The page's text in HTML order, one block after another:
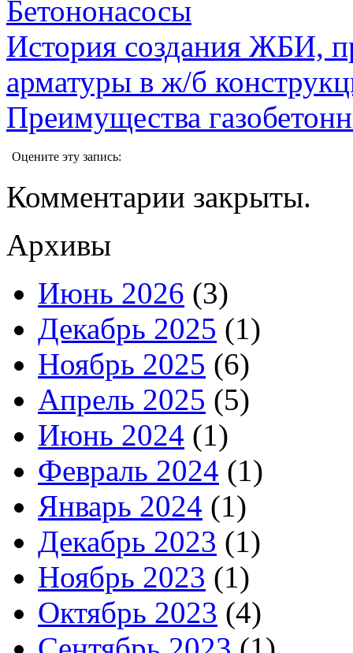
Бетононасосы
История создания ЖБИ,
арматуры в ж/б
Преимущества
Оцените эту запись:
Комментарии закрыты.
Архивы
Июнь 2026 (3)
Декабрь 2025 (1)
Ноябрь 2025 (6)
Апрель 2025 (5)
Июнь 2024 (1)
Февраль 2024 (1)
Январь 2024 (1)
Декабрь 2023 (1)
Ноябрь 2023 (1)
Октябрь 2023 (4)